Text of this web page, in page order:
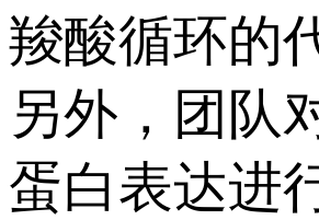
羧酸循环的
另外，团队
蛋白表达进